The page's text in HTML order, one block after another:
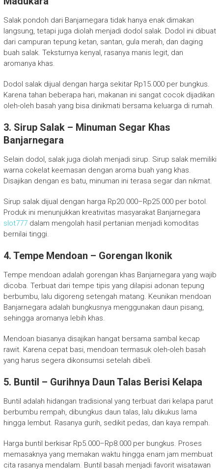
Salak pondoh dari Banjarnegara tidak hanya enak dimakan
langsung, tetapi juga diolah menjadi dodol salak. Dodol ini dibuat
dari campuran tepung ketan, santan, gula merah, dan daging
buah salak. Teksturnya kenyal, rasanya manis legit, dan
aromanya khas.
Dodol salak dijual dengan harga sekitar Rp15.000 per bungkus.
Karena tahan beberapa hari, makanan ini sangat cocok dijadikan
oleh-oleh basah yang bisa dinikmati bersama keluarga di rumah.
3. Sirup Salak – Minuman Segar Khas
Banjarnegara
Selain dodol, salak juga diolah menjadi sirup. Sirup salak memiliki
warna cokelat keemasan dengan aroma buah yang khas.
Disajikan dengan es batu, minuman ini terasa segar dan nikmat.
Sirup salak dijual dengan harga Rp20.000–Rp25.000 per botol.
Produk ini menunjukkan kreativitas masyarakat Banjarnegara
slot777dalam mengolah hasil pertanian menjadi komoditas
bernilai tinggi.
4. Tempe Mendoan – Gorengan Ikonik
Tempe mendoan adalah gorengan khas Banjarnegara yang wajib
dicoba. Terbuat dari tempe tipis yang dilapisi adonan tepung
berbumbu, lalu digoreng setengah matang. Keunikan mendoan
Banjarnegara adalah bungkusnya menggunakan daun pisang,
sehingga aromanya lebih khas.
Mendoan biasanya disajikan hangat bersama sambal kecap
rawit. Karena cepat basi, mendoan termasuk oleh-oleh basah
yang harus segera dikonsumsi setelah dibeli.
5. Buntil – Gurihnya Daun Talas Berisi Kelapa
Buntil adalah hidangan tradisional yang terbuat dari kelapa parut
berbumbu rempah, dibungkus daun talas, lalu dikukus lama
hingga lembut. Rasanya gurih, sedikit pedas, dan kaya rempah.
Harga buntil berkisar Rp5.000–Rp8.000 per bungkus. Proses
memasaknya yang memakan waktu hingga enam jam membuat
cita rasanya mendalam. Buntil basah menjadi favorit wisatawan